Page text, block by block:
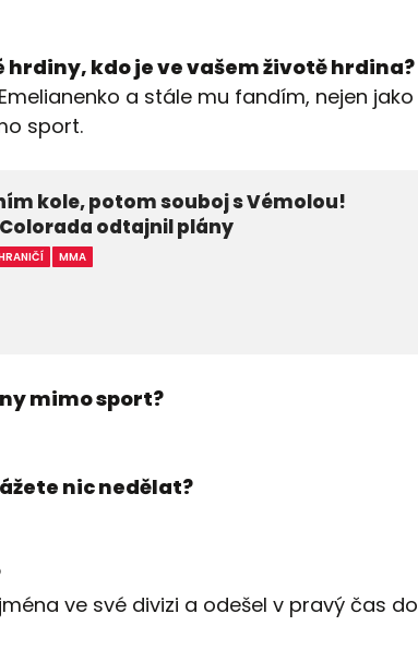
kdo je ve vašem životě hrdina?
a stále mu fandím, nejen jako
sport.
kole, potom souboj s Vémolou!
odtajnil plány
MMA
mimo sport?
nic nedělat?
ve své divizi a odešel v pravý čas do